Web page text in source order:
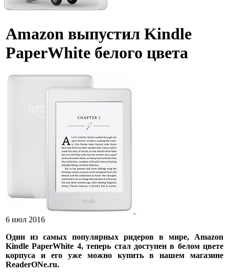
Amazon выпустил Kindle
PaperWhite белого цвета
6 июл 2016
Один из самых популярных ридеров в мире, Amazon
Kindle PaperWhite 4, теперь стал доступен в белом цвете
корпуса и его уже можно купить в нашем магазине
ReaderONe.ru.